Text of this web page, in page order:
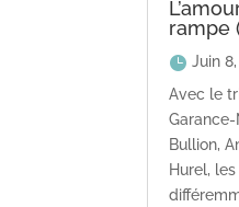
rampe
Juin
Avec le
Bullion,
Hurel,